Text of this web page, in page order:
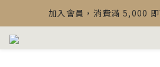
【最新公告】Devialet Mania
加入會員，消費滿 5,000
【最新公告】Devialet Mania